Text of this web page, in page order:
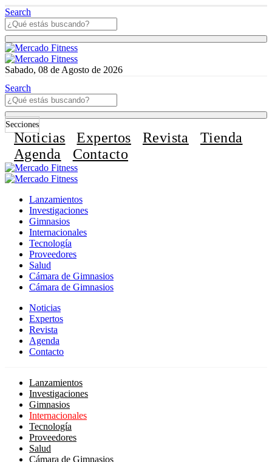
Search
Sabado, 08 de Agosto de 2026
Search
Secciones
Noticias Expertos Revista
Tienda
Agenda
Contacto
Lanzamientos
Investigaciones
Gimnasios
Internacionales
Tecnología
Proveedores
Salud
Cámara de Gimnasios
Cámara de Gimnasios
Noticias
Expertos
Revista
Agenda
Contacto
Lanzamientos
Investigaciones
Gimnasios
Internacionales
Tecnología
Proveedores
Salud
Cámara de Gimnasios